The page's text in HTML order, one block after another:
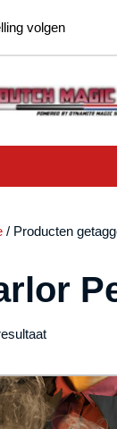
volgen
/ Producten